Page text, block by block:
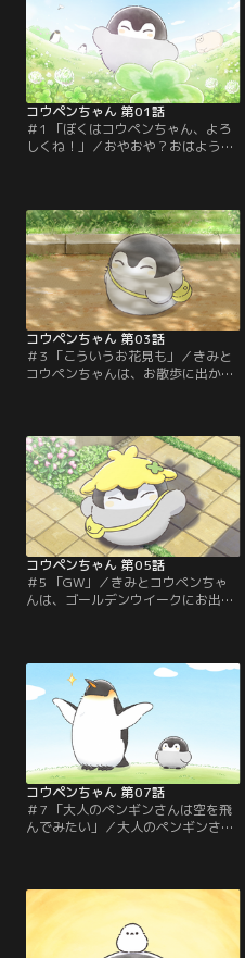
コウペンちゃん 第01話
＃1 「ぼくはコウペンちゃん、よろ
しくね！」／おやおや？おはよう！
コウペンちゃん 第03話
＃3 「こういうお花見も」／きみと
コウペンちゃんは、お散歩に出かけ
コウペンちゃん 第05話
＃5 「GW」／きみとコウペンちゃ
んは、ゴールデンウイークにお出か
コウペンちゃん 第07話
＃7 「大人のペンギンさんは空を飛
んでみたい」／大人のペンギンさん